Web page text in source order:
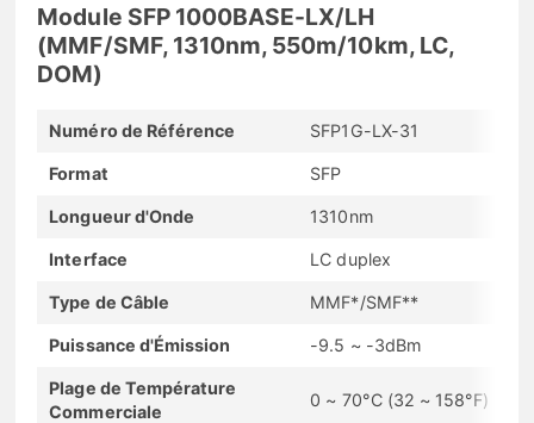
Module SFP 1000BASE-LX/LH
(MMF/SMF, 1310nm, 550m/10km, LC,
DOM)
Numéro de Référence SFP1G-LX-31
Format SFP
Longueur d'Onde 1310nm
Interface LC duplex
Type de Câble MMF*/SMF**
Puissance d'Émission -9.5 ~ -3dBm
Plage de Température
Commerciale
0 ~ 70°C (32 ~ 158°F)